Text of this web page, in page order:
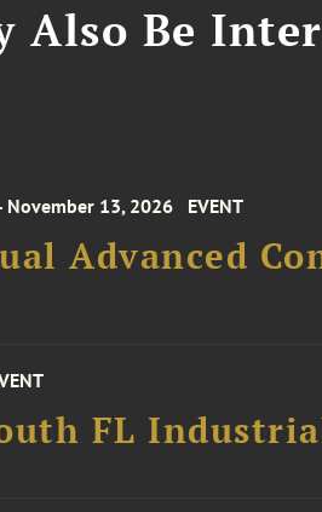
Also Be
November 13, 2026 EVENT
Advanced
FL